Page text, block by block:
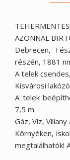
TEHERMENTES!
AZONNAL
Debrecen,
részén, 1881
A telek
Kisvárosi
A telek
7,5 m.
Gáz, Víz,
Környéken,
megtalálhatók!